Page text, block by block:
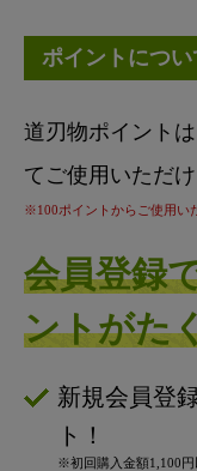
ポイントについ
道刃物ポイント
てご使用いただけ
※100ポイントからご使用い
会員登録
ントがた
新規会員登
ト！
※初回購入金額1,100円